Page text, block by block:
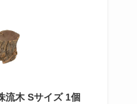
流木 Sサイズ 1個